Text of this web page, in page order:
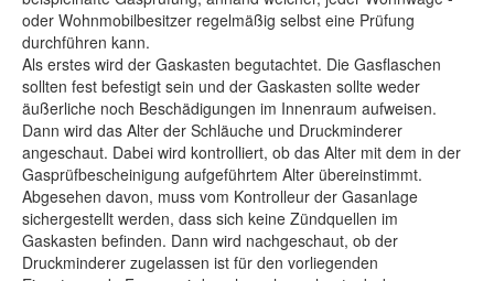
oder Wohnmobilbesitzer regelmäßig selbst eine Prüfung
durchführen kann.
Als erstes wird der Gaskasten begutachtet. Die Gasflaschen
sollten fest befestigt sein und der Gaskasten sollte weder
äußerliche noch Beschädigungen im Innenraum aufweisen.
Dann wird das Alter der Schläuche und Druckminderer
angeschaut. Dabei wird kontrolliert, ob das Alter mit dem in der
Gasprüfbescheinigung aufgeführtem Alter übereinstimmt.
Abgesehen davon, muss vom Kontrolleur der Gasanlage
sichergestellt werden, dass sich keine Zündquellen im
Gaskasten befinden. Dann wird nachgeschaut, ob der
Druckminderer zugelassen ist für den vorliegenden